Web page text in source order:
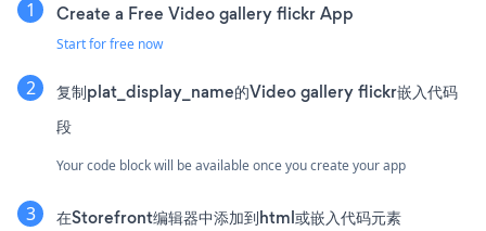
Create a Free Video gallery flickr App
Start for free now
复制plat_display_name的Video gallery flickr嵌入代码
段
Your code block will be available once you create your app
在Storefront编辑器中添加到html或嵌入代码元素